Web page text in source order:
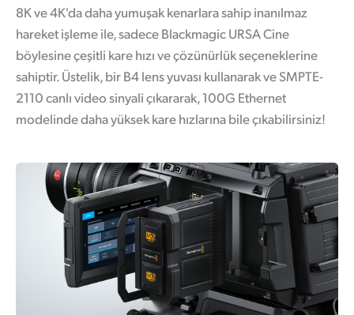
8K ve 4K'da daha yumuşak kenarlara sahip inanılmaz
hareket işleme ile, sadece Blackmagic URSA Cine
böylesine çeşitli kare hızı ve çözünürlük seçeneklerine
sahiptir. Üstelik, bir B4 lens yuvası kullanarak ve SMPTE-
2110 canlı video sinyali çıkararak, 100G Ethernet
modelinde daha yüksek kare hızlarına bile çıkabilirsiniz!